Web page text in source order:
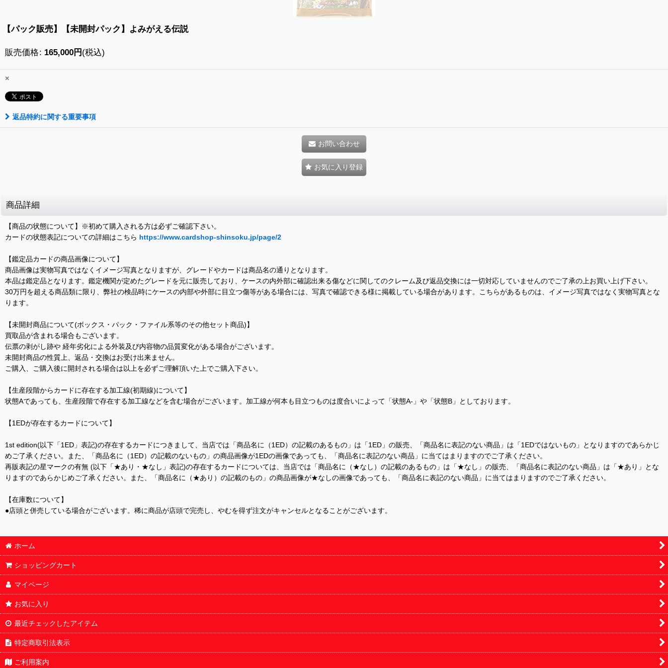
【パック販売】【未開封パック】よみがえる伝説
販売価格: 165,000円 (税込)
×
返品特約に関する重要事項
お問い合わせ
お気に入り登録
商品詳細
【商品の状態について】※初めて購入される方は必ずご確認下さい。
カードの状態表記についての詳細はこちら https://www.cardshop-shinsoku.jp/page/2
【鑑定品カードの商品画像について】
商品画像は実物写真ではなくイメージ写真となりますが、グレードやカードは商品名の通りとなります。
本品は鑑定品となります。鑑定機関が定めたグレードを元に販売しており、ケースの内外部に確認出来る傷などに関してのクレーム及び返品交換には一切対応していませんのでご了承の上お買い上げ下さい。
30万円を超える商品類に限り、弊社の検品時にケースの内部や外部に目立つ傷等がある場合には、写真で確認できる様に掲載している場合があります。こちらがあるものは、イメージ写真ではなく実物写真とな
ります。
【未開封商品について(ボックス・パック・ファイル系等のその他セット商品)】
買取品が含まれる場合もございます。
伝票の剥がし跡や 経年劣化による外装及び内容物の品質変化がある場合がございます。
未開封商品の性質上、返品・交換はお受け出来ません。
ご購入、ご購入後に開封される場合は以上を必ずご理解頂いた上でご購入下さい。
【生産段階からカードに存在する加工線(初期線)について】
状態Aであっても、生産段階で存在する加工線などを含む場合がございます。加工線が何本も目立つものは度合いによって「状態A-」や「状態B」としております。
【1EDが存在するカードについて】
1st edition(以下「1ED」表記)の存在するカードにつきまして、当店では「商品名に（1ED）の記載のあるもの」は「1ED」の販売、「商品名に表記のない商品」は「1EDではないもの」となりますのであらかじ
めご了承ください。また、「商品名に（1ED）の記載のないもの」の商品画像が1EDの画像であっても、「商品名に表記のない商品」に当てはまりますのでご了承ください。
再販表記の星マークの有無 (以下「★あり・★なし」表記)の存在するカードについては、当店では「商品名に（★なし）の記載のあるもの」は「★なし」の販売、「商品名に表記のない商品」は「★あり」とな
りますのであらかじめご了承ください。また、「商品名に（★あり）の記載のもの」の商品画像が★なしの画像であっても、「商品名に表記のない商品」に当てはまりますのでご了承ください。
【在庫数について】
●店頭と併売している場合がございます。稀に商品が店頭で完売し、やむを得ず注文がキャンセルとなることがございます。
ホーム
ショッピングカート
マイページ
お気に入り
最近チェックしたアイテム
特定商取引法表示
ご利用案内